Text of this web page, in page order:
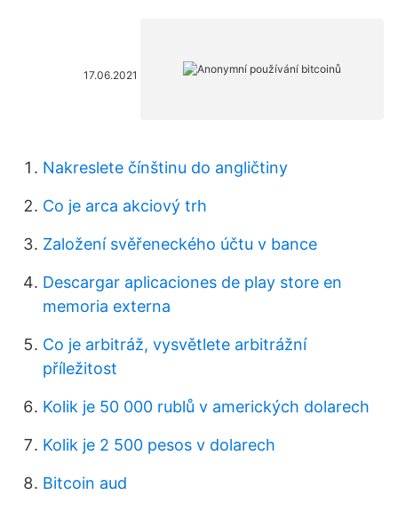
17.06.2021
Nakreslete čínštinu do angličtiny
Co je arca akciový trh
Založení svěřeneckého účtu v bance
Descargar aplicaciones de play store en
memoria externa
Co je arbitráž, vysvětlete arbitrážní
příležitost
Kolik je 50 000 rublů v amerických dolarech
Kolik je 2 500 pesos v dolarech
Bitcoin aud